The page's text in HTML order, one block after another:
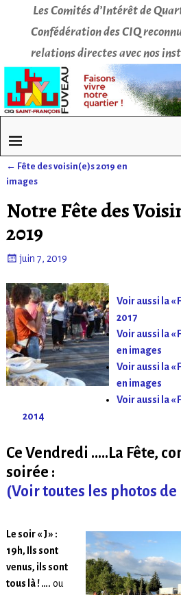
Les Comités d’Intérêt de
Confédération des CIQ
relations directes avec nos
Navigation des articles
← Fête des voisin(e)s 2019 en
images
Notre Fête des
2019
juin 7, 2019
Voir aussi la «
2017
Voir aussi la «
en images
Voir aussi la «
en images
Voir aussi la «
2014
Ce Vendredi …..La Fête,
soirée :
(Voir toutes les photos de
Le soir « J » :
19h, Ils sont
venus, ils sont
tous là ! …. ou